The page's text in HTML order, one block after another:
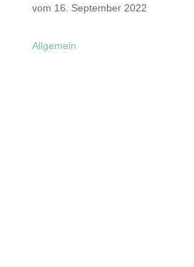
vom 16. September 2022
Allgemein